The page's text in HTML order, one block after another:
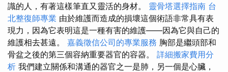
識的人，有著這樣筆直又靈活的身材。 靈骨塔選擇指南 台
北整復師專業 由於維護而造成的損壞這個術語非常具有表
現力，因為它表明這是一種有害的維護——因為它與自己的
維護相去甚遠。 嘉義徵信公司的專業服務 胸部是繼頭部和
骨盆之後的第三個容納重要器官的容器。 詳細搬家費用分
析 我們建立關係和溝通的器官之一是肺，另一個是心臟，